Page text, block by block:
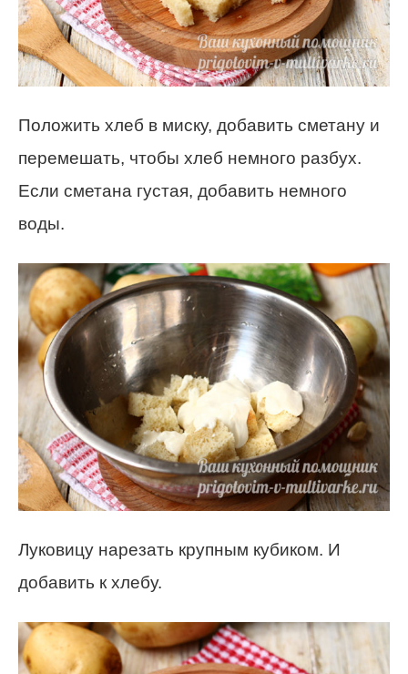
Положить хлеб в миску, добавить сметану и
перемешать, чтобы хлеб немного разбух.
Если сметана густая, добавить немного
воды.
Луковицу нарезать крупным кубиком. И
добавить к хлебу.